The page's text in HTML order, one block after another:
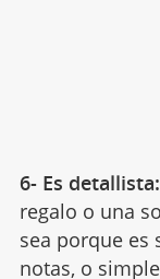
6- Es detallista:
regalo o una
sea porque es
notas, o